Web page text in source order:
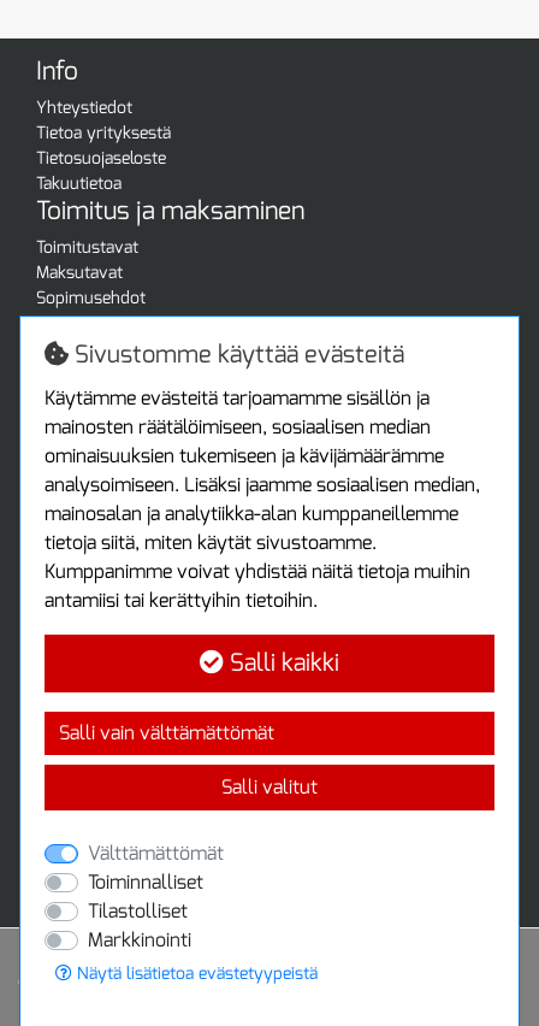
Info
Yhteystiedot
Tietoa yrityksestä
Tietosuojaseloste
Takuutietoa
Toimitus ja maksaminen
Toimitustavat
Maksutavat
Sopimusehdot
Turvallista ostamista
Jälleenmyyjille
Tax free / verovapaa myynti
Asiakastilini
Asiakastili
Luo tili
Kirjaudu sisään
Ota yhteyttä
Protools Oy
Tuottajankatu 13
Uutiskirje
Tilaa maksuton uutiskirjeemme
© 2020 Protools Oy
Sivustomme käyttää evästeitä
Käytämme evästeitä tarjoamamme sisällön ja
mainosten räätälöimiseen, sosiaalisen median
ominaisuuksien tukemiseen ja kävijämäärämme
analysoimiseen. Lisäksi jaamme sosiaalisen median,
mainosalan ja analytiikka-alan kumppaneillemme
tietoja siitä, miten käytät sivustoamme.
Kumppanimme voivat yhdistää näitä tietoja muihin
antamiisi tai kerättyihin tietoihin.
Salli kaikki
Salli vain välttämättömät
Salli valitut
Välttämättömät
Toiminnalliset
Tilastolliset
Markkinointi
Näytä lisätietoa evästetyypeistä